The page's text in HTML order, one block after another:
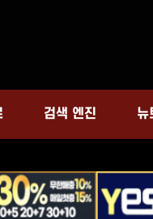
검색 엔진 뉴